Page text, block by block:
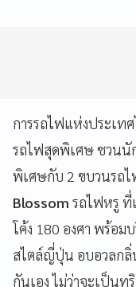
การรถไฟแห่งประเท
รถไฟสุดพิเศษ ชวนนั
พิเศษกับ 2 ขบวนรถ
Blossom รถไฟหรู ที่
โค้ง 180 องศา พร้อม
สไตล์ญี่ปุ่น อบอวลกลิ่
กันเอง ไม่ว่าจะเป็น